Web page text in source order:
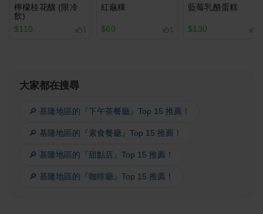
檸檬桂花釀 (限冷
飲)
$110
1
紅龜粿
$60 1
藍莓乳酪蛋糕
$130
大家都在搜尋
🔎 基隆地區的『下午茶餐廳』Top 15 推薦！
🔎 基隆地區的『素食餐廳』Top 15 推薦！
🔎 基隆地區的『甜點店』Top 15 推薦！
🔎 基隆地區的『咖啡廳』Top 15 推薦！